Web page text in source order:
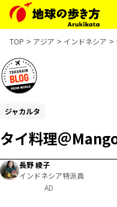
TOP アジア インドネシア
ジャカルタ
タイ料理＠
長野 綾子
インドネシア特派員
AD